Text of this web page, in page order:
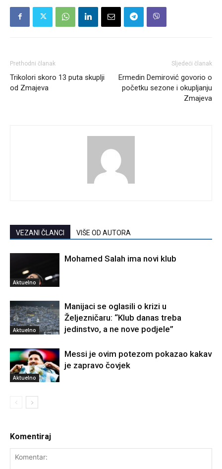
Prethodni članak
Trikolori skoro 13 puta skuplji
od Zmajeva
Sljedeći članak
Ermedin Demirović govorio o
početku sezone i okupljanju
Zmajeva
VEZANI ČLANCI VIŠE OD AUTORA
Aktuelno
Mohamed Salah ima novi klub
Aktuelno
Manijaci se oglasili o krizi u
Željezničaru: “Klub danas treba
jedinstvo, a ne nove podjele”
Aktuelno
Messi je ovim potezom pokazao kakav
je zapravo čovjek
Komentiraj